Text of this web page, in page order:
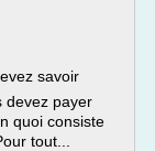
savoir
devez payer
quoi consiste
tout...